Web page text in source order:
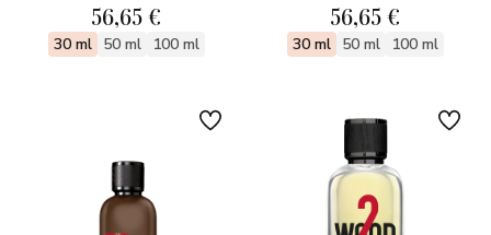
56,65 €
30 ml 50 ml 100 ml
56,65 €
30 ml 50 ml 100 ml